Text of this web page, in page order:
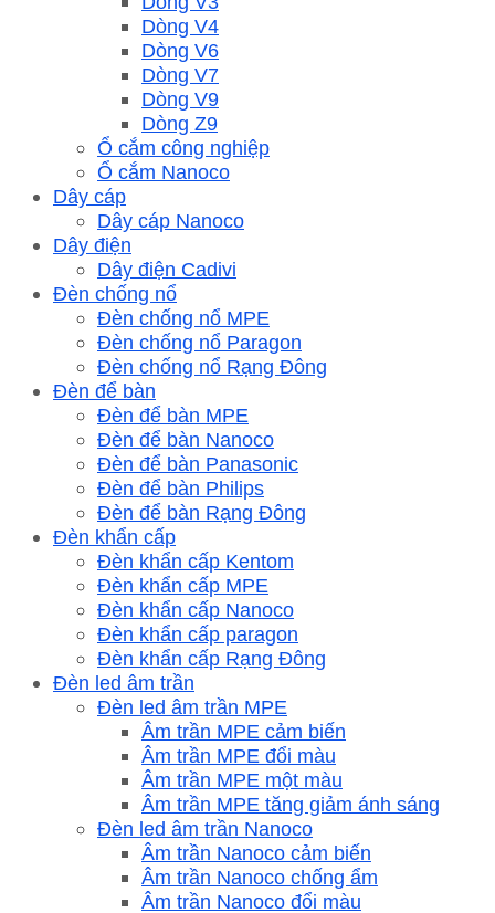
Dòng V4
Dòng V6
Dòng V7
Dòng V9
Dòng Z9
Ổ cắm công nghiệp
Ổ cắm Nanoco
Dây cáp
Dây cáp Nanoco
Dây điện
Dây điện Cadivi
Đèn chống nổ
Đèn chống nổ MPE
Đèn chống nổ Paragon
Đèn chống nổ Rạng Đông
Đèn để bàn
Đèn để bàn MPE
Đèn để bàn Nanoco
Đèn để bàn Panasonic
Đèn để bàn Philips
Đèn để bàn Rạng Đông
Đèn khẩn cấp
Đèn khẩn cấp Kentom
Đèn khẩn cấp MPE
Đèn khẩn cấp Nanoco
Đèn khẩn cấp paragon
Đèn khẩn cấp Rạng Đông
Đèn led âm trần
Đèn led âm trần MPE
Âm trần MPE cảm biến
Âm trần MPE đổi màu
Âm trần MPE một màu
Âm trần MPE tăng giảm ánh sáng
Đèn led âm trần Nanoco
Âm trần Nanoco cảm biến
Âm trần Nanoco chống ẩm
Âm trần Nanoco đổi màu